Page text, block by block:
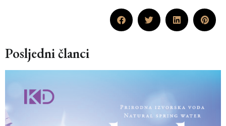
Posljedni članci